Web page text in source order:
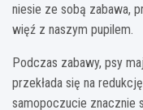
niesie ze sobą zabawa,
więź z naszym pupilem.
Podczas zabawy, psy
przekłada się na
samopoczucie znacznie